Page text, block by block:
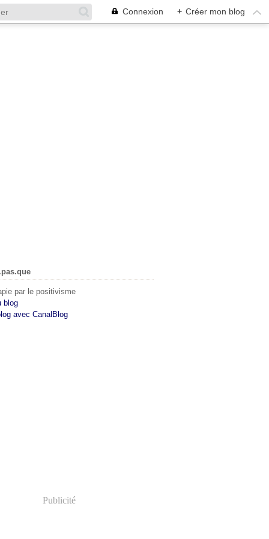
Connexion + Créer mon blog
par le positivisme
blog
avec CanalBlog
Publicité